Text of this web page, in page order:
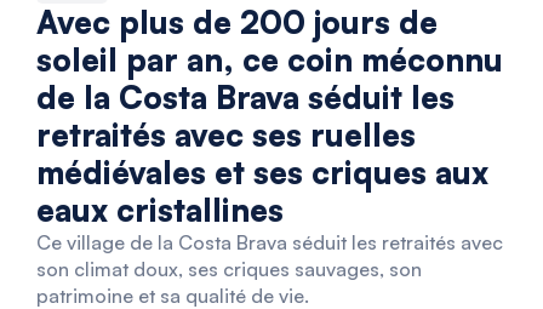
Avec plus de 200 jours de
soleil par an, ce coin méconnu
de la Costa Brava séduit les
retraités avec ses ruelles
médiévales et ses criques aux
eaux cristallines
Ce village de la Costa Brava séduit les retraités avec
son climat doux, ses criques sauvages, son
patrimoine et sa qualité de vie.